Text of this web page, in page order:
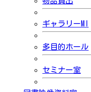
ギャラリーMI
多目的ホール
セミナー室